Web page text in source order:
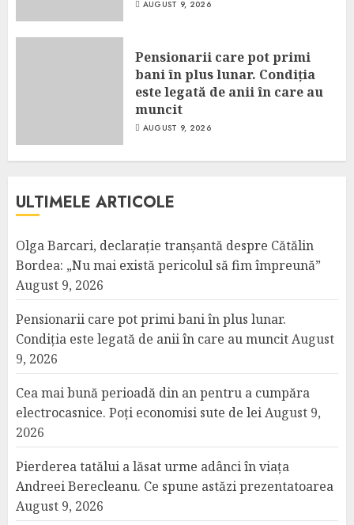
AUGUST 9, 2026
Pensionarii care pot primi
bani în plus lunar. Condiția
este legată de anii în care au
muncit
AUGUST 9, 2026
ULTIMELE ARTICOLE
Olga Barcari, declarație tranșantă despre Cătălin
Bordea: „Nu mai există pericolul să fim împreună”
August 9, 2026
Pensionarii care pot primi bani în plus lunar.
Condiția este legată de anii în care au muncitAugust
9, 2026
Cea mai bună perioadă din an pentru a cumpăra
electrocasnice. Poți economisi sute de leiAugust 9,
2026
Pierderea tatălui a lăsat urme adânci în viața
Andreei Berecleanu. Ce spune astăzi prezentatoarea
August 9, 2026